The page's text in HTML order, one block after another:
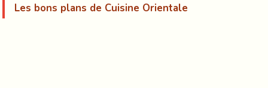
Les bons plans de Cuisine Orientale